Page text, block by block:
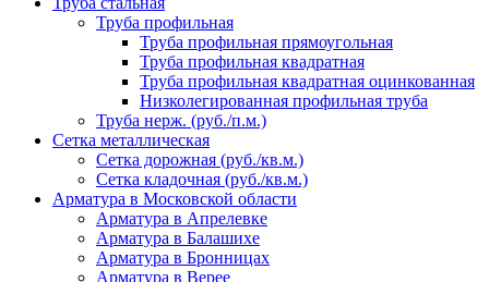
Труба профильная
Труба профильная прямоугольная
Труба профильная квадратная
Труба профильная квадратная оцинкованная
Низколегированная профильная труба
Труба нерж. (руб./п.м.)
Сетка металлическая
Сетка дорожная (руб./кв.м.)
Сетка кладочная (руб./кв.м.)
Арматура в Московской области
Арматура в Апрелевке
Арматура в Балашихе
Арматура в Бронницах
Арматура в Верее